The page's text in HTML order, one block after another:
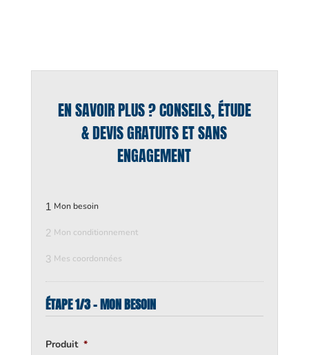
EN SAVOIR PLUS ? CONSEILS, ÉTUDE
& DEVIS GRATUITS ET SANS
ENGAGEMENT
1 Mon besoin
2 Mon conditionnement
3 Mes coordonnées
ÉTAPE 1/3 - MON BESOIN
Produit *